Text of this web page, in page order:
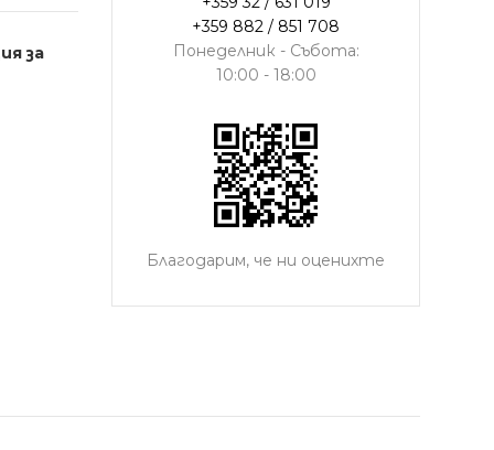
за
+359 882 / 851 708
Понеделник - Събота:
10:00 - 18:00
Благодарим, че ни оценихте